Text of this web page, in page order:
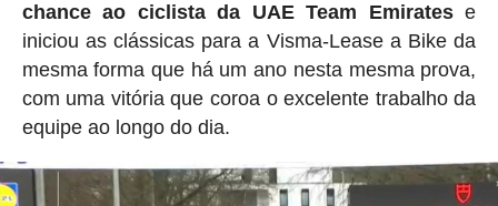
chance ao ciclista da UAE Team Emiratese
iniciou as clássicas para a Visma-Lease a Bike da
mesma forma que há um ano nesta mesma prova,
com uma vitória que coroa o excelente trabalho da
equipe ao longo do dia.